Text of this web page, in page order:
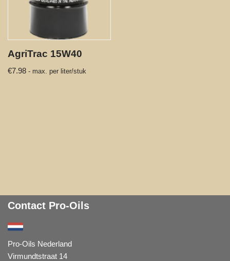
AgriTrac 15W40
€7.98 - max. per liter/stuk
Contact Pro-Oils
Pro-Oils Nederland
Virmundtstraat 14